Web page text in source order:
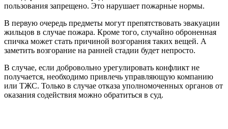
пользования запрещено. Это нарушает пожарные нормы.
В первую очередь предметы могут препятствовать эвакуации
жильцов в случае пожара. Кроме того, случайно оброненная
спичка может стать причиной возгорания таких вещей. А
заметить возгорание на ранней стадии будет непросто.
В случае, если добровольно урегулировать конфликт не
получается, необходимо привлечь управляющую компанию
или ТЖС. Только в случае отказа уполномоченных органов от
оказания содействия можно обратиться в суд.